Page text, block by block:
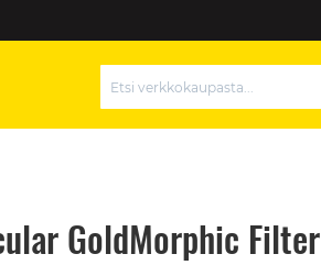
GoldMorphic Filter